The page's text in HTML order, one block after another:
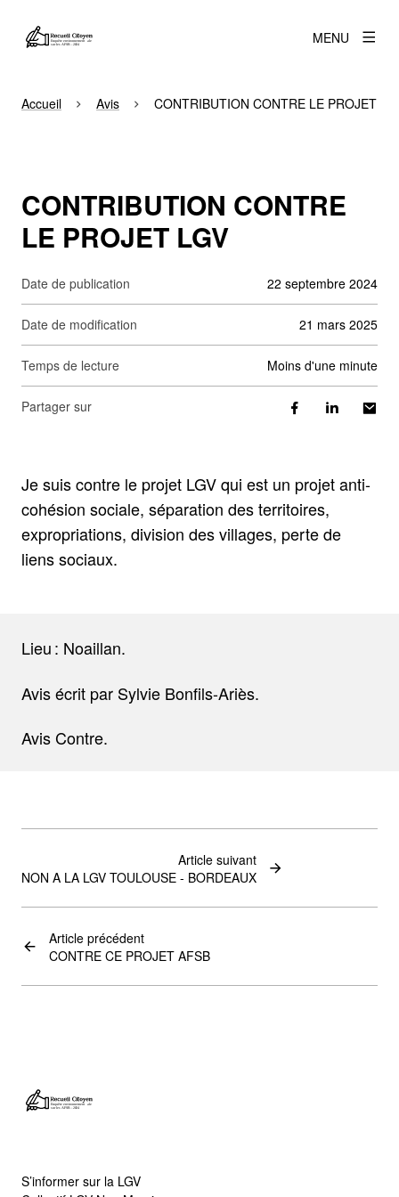
MENU
Accueil Avis CONTRIBUTION CONTRE LE PROJET
CONTRIBUTION CONTRE
LE PROJET LGV
Date de publication 22 septembre 2024
Date de modification 21 mars 2025
Temps de lecture moins d'une minute
Partager sur
Je suis contre le projet LGV qui est un projet anti-
cohésion sociale, séparation des territoires,
expropriations, division des villages, perte de
liens sociaux.
Lieu : Noaillan.
Avis écrit par Sylvie Bonfils-Ariès.
Avis Contre.
Article précédent
CONTRE CE PROJET AFSB
Article suivant
NON A LA LGV TOULOUSE - BORDEAUX
S’informer sur la LGV